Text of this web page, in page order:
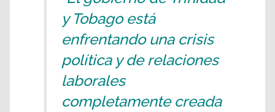
y Tobago está
enfrentando una crisis
política y de relaciones
laborales
completamente creada